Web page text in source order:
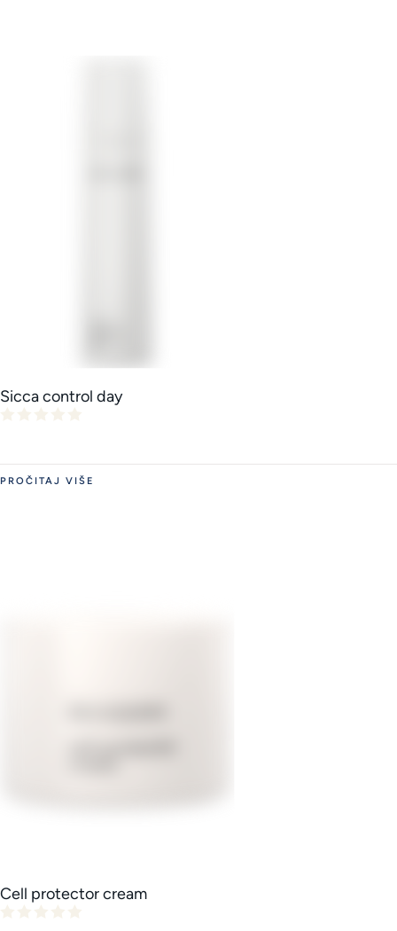
Sicca control day
PROČITAJ VIŠE
Cell protector cream